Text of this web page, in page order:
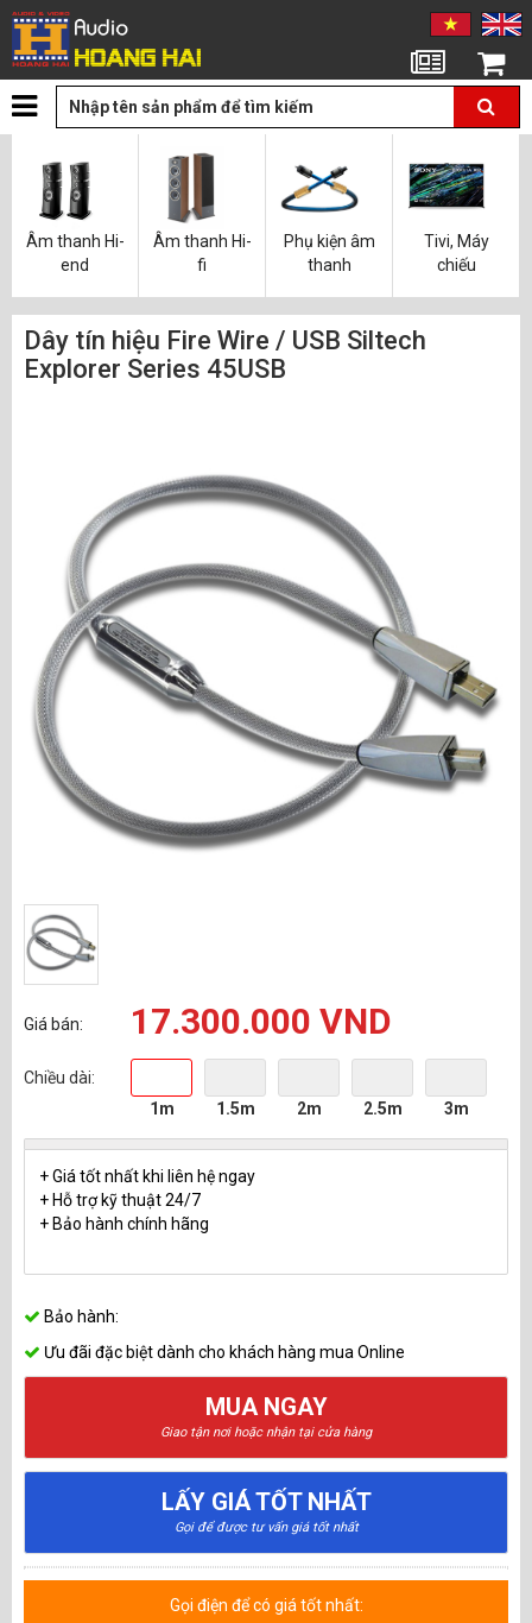
Giỏ hàng
Âm thanh Hi-
end
Âm thanh Hi-
fi
Phụ kiện âm
thanh
Tivi, Máy
chiếu
Dây tín hiệu Fire Wire / USB Siltech
Explorer Series 45USB
Giá bán: 17.300.000 VND
Chiều dài:
1m
1.5m 2m 2.5m 3m
+ Giá tốt nhất khi liên hệ ngay
+ Hỗ trợ kỹ thuật 24/7
+ Bảo hành chính hãng
Bảo hành:
Ưu đãi đặc biệt dành cho khách hàng mua Online
MUA NGAY
Giao tận nơi hoặc nhận tại cửa hàng
LẤY GIÁ TỐT NHẤT
Gọi để được tư vấn giá tốt nhất
Gọi điện để có giá tốt nhất: